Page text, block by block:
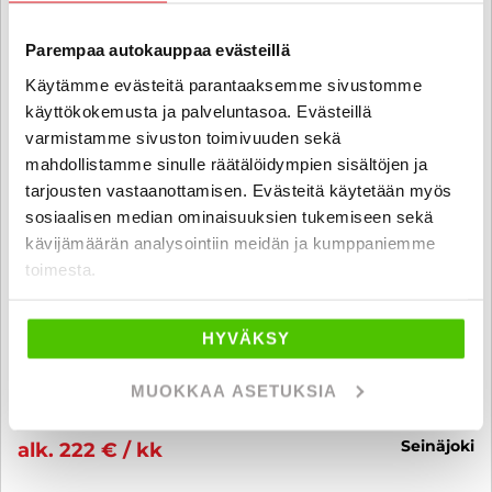
Parempaa autokauppaa evästeillä
Käytämme evästeitä parantaaksemme sivustomme
käyttökokemusta ja palveluntasoa. Evästeillä
varmistamme sivuston toimivuuden sekä
mahdollistamme sinulle räätälöidympien sisältöjen ja
tarjousten vastaanottamisen. Evästeitä käytetään myös
sosiaalisen median ominaisuuksien tukemiseen sekä
kävijämäärän analysointiin meidän ja kumppaniemme
toimesta.
HYVÄKSY
MUOKKAA ASETUKSIA
Ford S-Max
2,0 TDCi EcoBlue 150hv A8 Titanium 5-ovinen - 6 kk korotonta ja
TUTKAT, NAVI, POLTTOAINEKÄYTTÖINEN LISÄLÄMMITIN, ADAPT.
VAKKARI, CARPLAY! - J. autoturva
alk. 222 € / kk
seinäjoki